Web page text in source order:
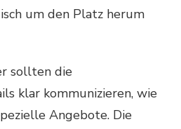
um den Platz herum
sollten die
klar kommunizieren, wie
Angebote. Die